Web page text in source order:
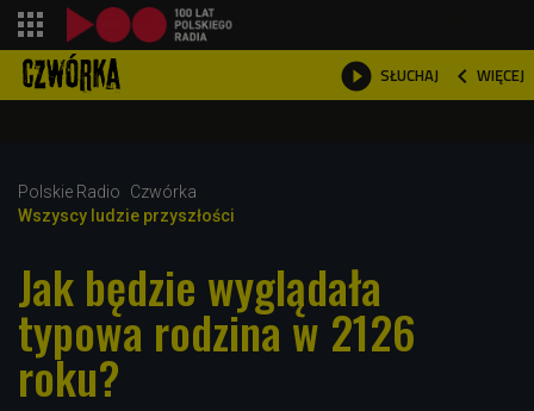
 SŁUCHAJ  WIĘCEJ

Polskie Radio
Czwórka
Wszyscy ludzie przyszłości
Jak będzie wyglądała
typowa rodzina w 2126
roku?